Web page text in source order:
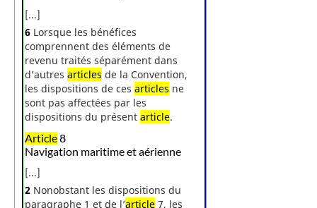
[...]
6 Lorsque les bénéfices
comprennent des éléments de
revenu traités séparément dans
d’autres articles de la Convention,
les dispositions de ces articles ne
sont pas affectées par les
dispositions du présent article.
Article8
Navigation maritime et aérienne
[...]
2 Nonobstant les dispositions du
paragraphe 1 et de l’article 7, les